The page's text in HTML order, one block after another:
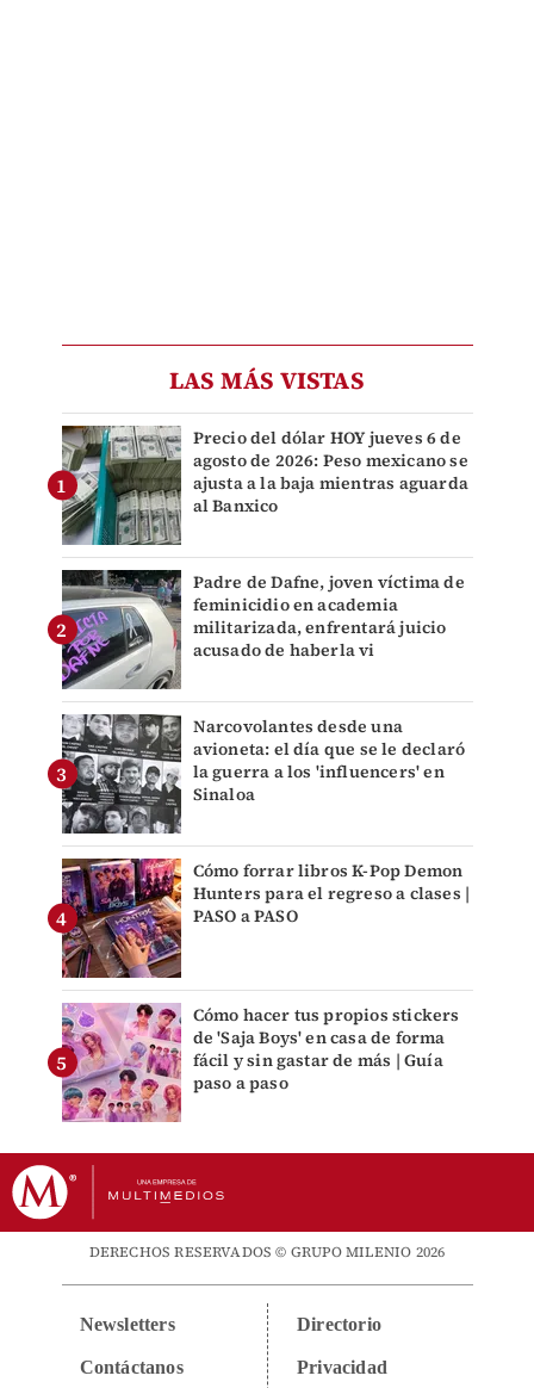
LAS MÁS VISTAS
Precio del dólar HOY jueves 6 de
agosto de 2026: Peso mexicano se
ajusta a la baja mientras aguarda
al Banxico
Padre de Dafne, joven víctima de
feminicidio en academia
militarizada, enfrentará juicio
acusado de haberla vi
Narcovolantes desde una
avioneta: el día que se le declaró
la guerra a los 'influencers' en
Sinaloa
Cómo forrar libros K-Pop Demon
Hunters para el regreso a clases |
PASO a PASO
Cómo hacer tus propios stickers
de 'Saja Boys' en casa de forma
fácil y sin gastar de más | Guía
paso a paso
DERECHOS RESERVADOS © GRUPO MILENIO 2026
Newsletters
Contáctanos
Directorio
Privacidad